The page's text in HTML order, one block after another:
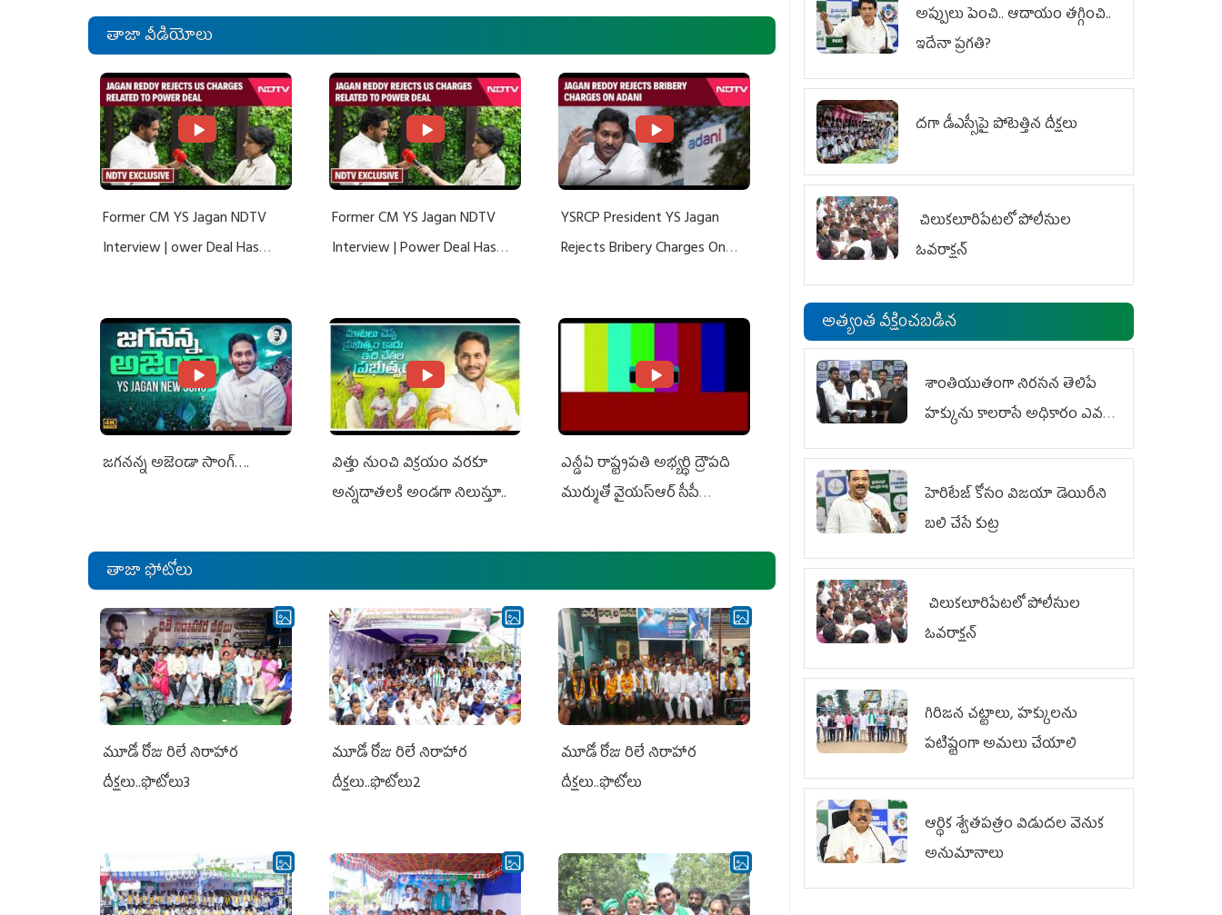
తాజా వీడియోలు
Former CM YS Jagan NDTV
Interview | ower Deal Has
Former CM YS Jagan NDTV
Interview | Power Deal Has
YSRCP President YS Jagan
Rejects Bribery Charges On
జగనన్న అజెండా సాంగ్….
విత్తు నుంచి విక్రయం వరకూ
అన్నదాతలకి అండగా నిలుస్తూ..
ఎన్డీఏ రాష్ట్ర‌ప‌తి అభ్య‌ర్థి ద్రౌప‌ది
ముర్ముతో వైయ‌స్ఆర్ సీపీ
ఎమ్మెల్యేలు, ఎంపీల స‌మావేశం
తాజా ఫోటోలు
మూడో రోజు రిలే నిరాహార
దీక్షలు..ఫొటోలు3
మూడో రోజు రిలే నిరాహార
దీక్షలు..ఫొటోలు2
మూడో రోజు రిలే నిరాహార
దీక్షలు..ఫొటోలు
అప్పులు పెంచి.. ఆదాయం తగ్గించి..
ఇదేనా ప్రగతి?
దగా డీఎస్సీపై పోటెత్తిన దీక్షలు
చిలుక‌లూరిపేట‌లో పోలీసుల
ఓవ‌రాక్ష‌న్‌
అత్యంత వీక్షించబడిన
శాంతియుతంగా నిరసన తెలిపే
హక్కును కాలరాసే అధికారం ఎవరికీ
లేదు
హెరిటేజ్ కోసం విజయా డెయిరీని
బలి చేసే కుట్ర‌
చిలుక‌లూరిపేట‌లో పోలీసుల
ఓవ‌రాక్ష‌న్‌
గిరిజన చట్టాలు, హక్కులను
పటిష్టంగా అమలు చేయాలి
ఆర్థిక శ్వేతపత్రం విడుదల వెనుక
అనుమానాలు